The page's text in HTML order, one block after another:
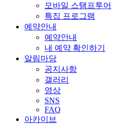
모바일 스탬프투어
특집 프로그램
예약안내
예약안내
내 예약 확인하기
알림마당
공지사항
갤러리
영상
SNS
FAQ
아카이브